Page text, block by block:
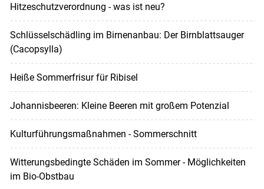
Hitzeschutzverordnung - was ist neu?
Schlüsselschädling im Birnenanbau: Der Birnblattsauger
(Cacopsylla)
Heiße Sommerfrisur für Ribisel
Johannisbeeren: Kleine Beeren mit großem Potenzial
Kulturführungsmaßnahmen - Sommerschnitt
Witterungsbedingte Schäden im Sommer - Möglichkeiten
im Bio-Obstbau